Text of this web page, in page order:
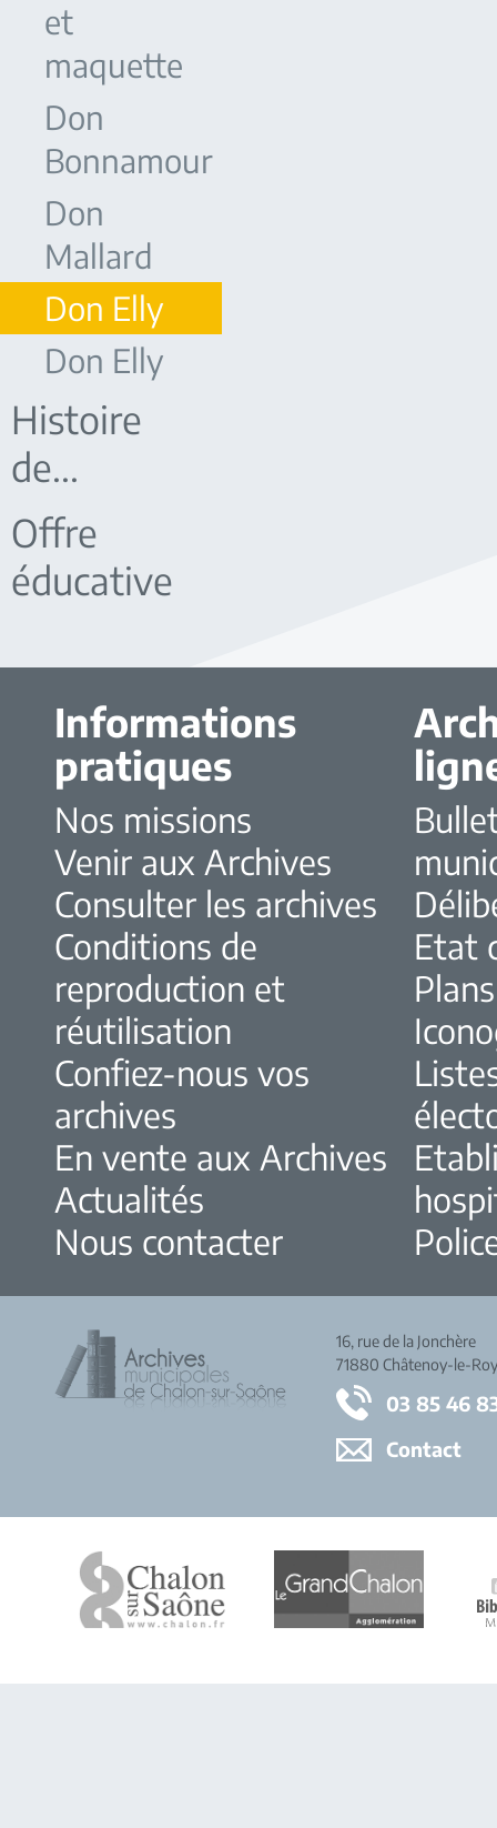
et
maquette
Don
Bonnamour
Don
Mallard
Don Elly
Don Elly
Histoire
de...
Offre
éducative
Informations
pratiques
Nos missions
Venir aux Archives
Consulter les archives
Conditions de
reproduction et
réutilisation
Confiez-nous vos
archives
En vente aux Archives
Actualités
Nous contacter
Etat
Plans
16, rue de la Jonchère
71880 Châtenoy-le-
03 85 46
Contact